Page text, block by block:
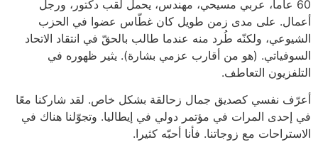
60 عاما، عربي مسيحي، مهندس، يحمل لقب دكتور، ورجل
أعمال. على مدى زمن طويل كان غطّاس عضوا في الحزب
الشيوعي، ولكنّه طُرد منه عندما طالب بالحقّ في انتقاد الاتحاد
السوفياتي. (هو من أقارب عزمي بشارة). يثير ظهوره في
التلفزيون التعاطف.
أعرّف نفسي كصديق جمال زحالقة بشكل خاص. لقد شاركنا معًا
في إحدى المرات في مؤتمر دولي في إيطاليا. وتجوّلنا هناك في
الاستراحات مع زوجاتنا. فأنا أحبّه كثيرا.